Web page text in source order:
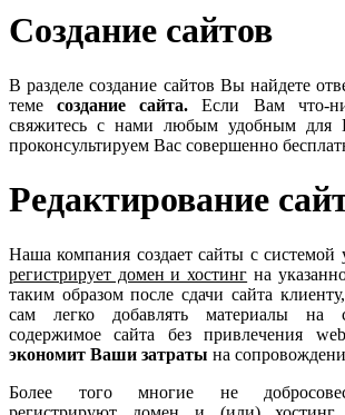
Создание сайтов
В разделе создание сайтов Вы найдете
темесоздание сайта.Если Вам что-
свяжитесь с нами любым удобным для
проконсультируем Вас совершенно
Редактирование
Наша компания создает сайты с системой
регистрирует домен и хостинг на
таким образом после сдачи сайта
сам легко добавлять материалы на
содержимое сайта без привлечения
экономит Ваши затраты на
Более того многие не